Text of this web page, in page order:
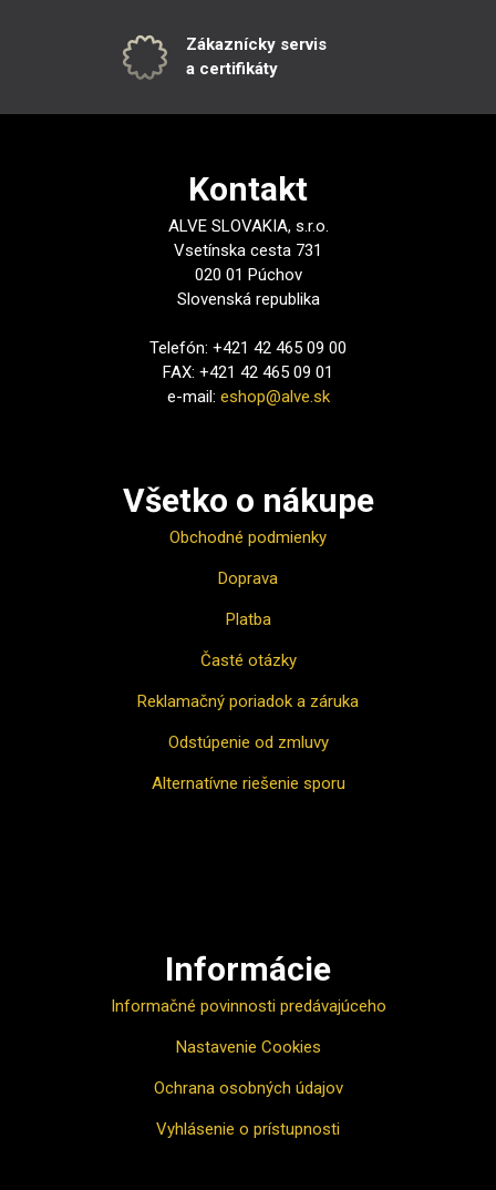
Zákaznícky servis
a certifikáty
Kontakt
ALVE SLOVAKIA, s.r.o.
Vsetínska cesta 731
020 01 Púchov
Slovenská republika
Telefón: +421 42 465 09 00
FAX: +421 42 465 09 01
e-mail: eshop@alve.sk
Všetko o nákupe
Obchodné podmienky
Doprava
Platba
Časté otázky
Reklamačný poriadok a záruka
Odstúpenie od zmluvy
Alternatívne riešenie sporu
Informácie
Informačné povinnosti predávajúceho
Nastavenie Cookies
Ochrana osobných údajov
Vyhlásenie o prístupnosti